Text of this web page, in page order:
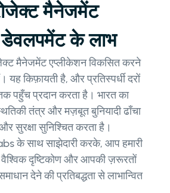
मैनेजमेंट
के लाभ
मैनेजमेंट एप्लीकेशन विकसित करने
किफ़ायती है, और प्रतिस्पर्धी दरों
पहुँच प्रदान करता है। भारत का
तंत्र और मज़बूत बुनियादी ढाँचा
सुरक्षा सुनिश्चित करता है।
के साथ साझेदारी करके, आप हमारी
वैश्विक दृष्टिकोण और आपकी ज़रूरतों
देने की प्रतिबद्धता से लाभान्वित